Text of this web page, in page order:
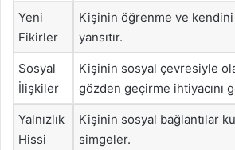
Yeni
Fikirler
Kişinin öğrenme ve
yansıtır.
Sosyal
İlişkiler
Kişinin sosyal çevresiyle
gözden geçirme ihtiyacını
Yalnızlık
Hissi
Kişinin sosyal bağlantılar
simgeler.